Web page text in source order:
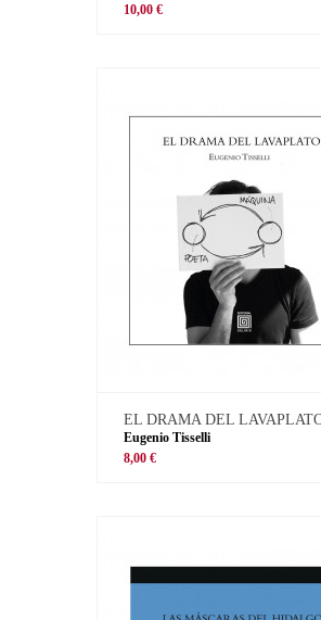
10,00 €
EL DRAMA DEL
Eugenio Tisselli
8,00 €